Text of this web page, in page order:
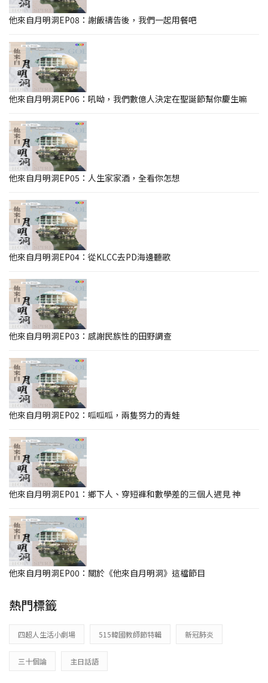
他來自月明洞EP08：謝飯禱告後，我們一起用餐吧
他來自月明洞EP06：吼呦，我們數億人決定在聖誕節幫你慶生嘛
他來自月明洞EP05：人生家家酒，全看你怎想
他來自月明洞EP04：從KLCC去PD海邊聽歌
他來自月明洞EP03：感謝民族性的田野調查
他來自月明洞EP02：呱呱呱，兩隻努力的青蛙
他來自月明洞EP01：鄉下人、穿短褲和數學差的三個人遇見 神
他來自月明洞EP00：關於《他來自月明洞》這檔節目
熱門標籤
四超人生活小劇場 515韓國教師節特輯 新冠肺炎
三十個論 主日話語